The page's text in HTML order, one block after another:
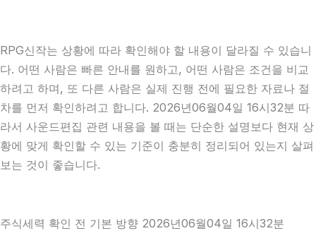
RPG신작는 상황에 따라 확인해야 할 내용이 달라질 수 있습니
다. 어떤 사람은 빠른 안내를 원하고, 어떤 사람은 조건을 비교
하려고 하며, 또 다른 사람은 실제 진행 전에 필요한 자료나 절
차를 먼저 확인하려고 합니다. 2026년06월04일 16시32분 따
라서 사운드편집 관련 내용을 볼 때는 단순한 설명보다 현재 상
황에 맞게 확인할 수 있는 기준이 충분히 정리되어 있는지 살펴
보는 것이 좋습니다.
주식세력 확인 전 기본 방향 2026년06월04일 16시32분